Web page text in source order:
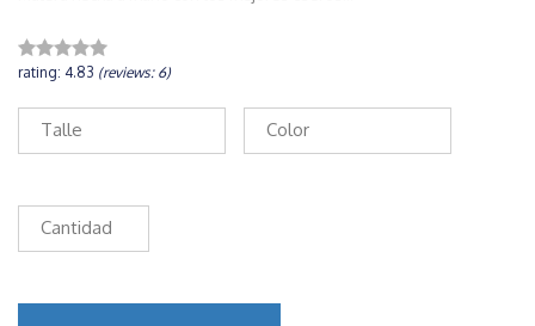
rating: 4.83 (reviews: 6)
Talle Color
Cantidad